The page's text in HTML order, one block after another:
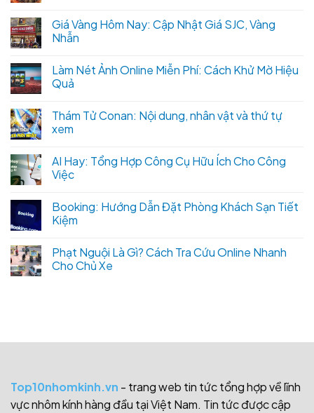
Giá Vàng Hôm Nay: Cập Nhật Giá SJC, Vàng
Nhẫn
Làm Nét Ảnh Online Miễn Phí: Cách Khử Mờ Hiệu
Quả
Thám Tử Conan: Nội dung, nhân vật và thứ tự
xem
AI Hay: Tổng Hợp Công Cụ Hữu Ích Cho Công
Việc
Booking: Hướng Dẫn Đặt Phòng Khách Sạn Tiết
Kiệm
Phạt Nguội Là Gì? Cách Tra Cứu Online Nhanh
Cho Chủ Xe
Top10nhomkinh.vn - trang web tin tức tổng hợp về lĩnh
vực nhôm kính hàng đầu tại Việt Nam. Tin tức được cập